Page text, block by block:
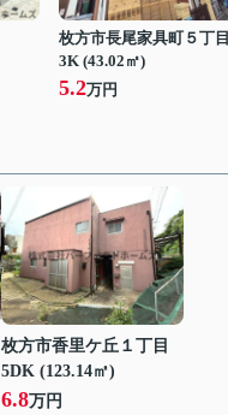
枚方市長尾家具町５丁目
3K (43.02㎡)
5.2万円
枚方市香里ケ丘１丁目
5DK (123.14㎡)
6.8万円